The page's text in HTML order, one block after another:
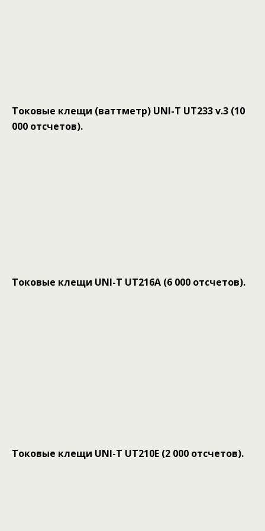
Токовые клещи (ваттметр) UNI-T UT233 v.3 (10
000 отсчетов).
Токовые клещи UNI-T UT216A (6 000 отсчетов).
Токовые клещи UNI-T UT210E (2 000 отсчетов).